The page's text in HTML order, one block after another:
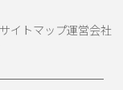
サイトマップ運営会社